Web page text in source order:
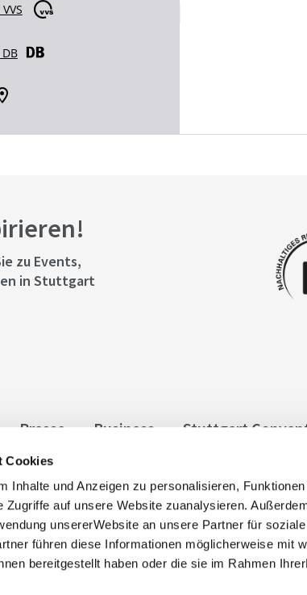
Cookies
Inhalte und Anzeigen zu personalisieren,
Zugriffe auf unsere Website zuanalysieren.
unsererWebsite an unsere Partner für
führen diese Informationen möglicherweise mit
bereitgestellt haben oder die sie im Rahmen
zu Events,
in Stuttgart
Presse Business Stuttgart